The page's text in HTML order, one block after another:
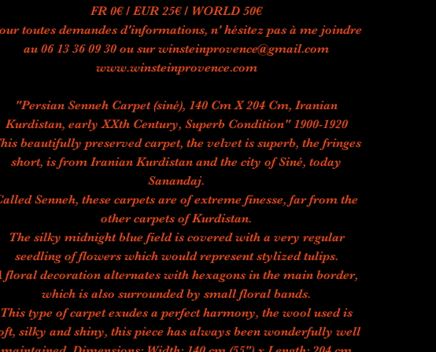
FR 0€ / EUR 25€ / WORLD 50€
toutes demandes d'informations, n' hésitez pas à me joindre
au 06 13 36 09 30 ou sur winsteinprovence@gmail.com
www.winsteinprovence.com
"Persian Senneh Carpet (siné), 140 Cm X 204 Cm, Iranian
Kurdistan, early XXth Century, Superb Condition" 1900-1920
beautifully preserved carpet, the velvet is superb, the fringes
short, is from Iranian Kurdistan and the city of Siné, today
Sanandaj.
Senneh, these carpets are of extreme finesse, far from the
other carpets of Kurdistan.
The silky midnight blue field is covered with a very regular
seedling of flowers which would represent stylized tulips.
floral decoration alternates with hexagons in the main border,
which is also surrounded by small floral bands.
This type of carpet exudes a perfect harmony, the wool used is
silky and shiny, this piece has always been wonderfully well